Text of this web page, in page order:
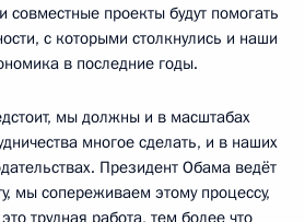
совместные проекты будут помогать
с которыми столкнулись и наши
в последние годы.
мы должны и в масштабах
многое сделать, и в наших
Президент Обама ведёт
мы сопереживаем этому процессу,
трудная работа, тем более что